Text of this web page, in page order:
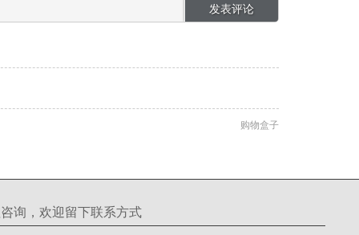
购物盒子
询，欢迎留下联系方式